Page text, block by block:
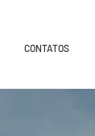
CONTATOS